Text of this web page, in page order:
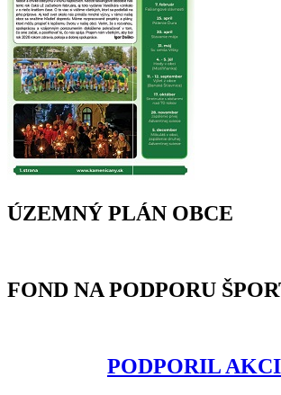
ÚZEMNÝ PLÁN OBCE
FOND NA PODPORU
PODPORIL